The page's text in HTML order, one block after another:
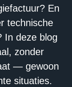
En
technische
In deze blog
zonder
— gewoon
situaties.